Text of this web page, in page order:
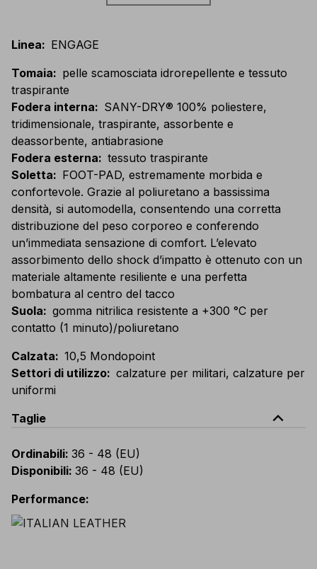
Linea: ENGAGE
Tomaia: pelle scamosciata idrorepellente e tessuto
traspirante
Fodera interna: SANY-DRY® 100% poliestere,
tridimensionale, traspirante, assorbente e
deassorbente, antiabrasione
Fodera esterna: tessuto traspirante
Soletta: FOOT-PAD, estremamente morbida e
confortevole. Grazie al poliuretano a bassissima
densità, si automodella, consentendo una corretta
distribuzione del peso corporeo e conferendo
un’immediata sensazione di comfort. L’elevato
assorbimento dello shock d’impatto è ottenuto con un
materiale altamente resiliente e una perfetta
bombatura al centro del tacco
Suola: gomma nitrilica resistente a +300 °C per
contatto (1 minuto)/poliuretano
Calzata: 10,5 Mondopoint
Settori di utilizzo: calzature per militari, calzature per
uniformi
Taglie
expand_less
Ordinabili: 36 - 48 (EU)
Disponibili: 36 - 48 (EU)
Performance: